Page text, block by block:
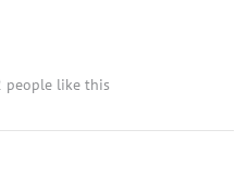
people like this